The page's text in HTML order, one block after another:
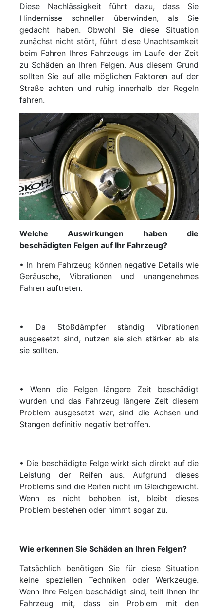
Diese Nachlässigkeit führt dazu, dass Sie
Hindernisse schneller überwinden, als Sie
gedacht haben. Obwohl Sie diese Situation
zunächst nicht stört, führt diese Unachtsamkeit
beim Fahren Ihres Fahrzeugs im Laufe der Zeit
zu Schäden an Ihren Felgen. Aus diesem Grund
sollten Sie auf alle möglichen Faktoren auf der
Straße achten und ruhig innerhalb der Regeln
fahren.
Welche Auswirkungen haben die
beschädigten Felgen auf Ihr Fahrzeug?
• In Ihrem Fahrzeug können negative Details wie
Geräusche, Vibrationen und unangenehmes
Fahren auftreten.
• Da Stoßdämpfer ständig Vibrationen
ausgesetzt sind, nutzen sie sich stärker ab als
sie sollten.
• Wenn die Felgen längere Zeit beschädigt
wurden und das Fahrzeug längere Zeit diesem
Problem ausgesetzt war, sind die Achsen und
Stangen definitiv negativ betroffen.
• Die beschädigte Felge wirkt sich direkt auf die
Leistung der Reifen aus. Aufgrund dieses
Problems sind die Reifen nicht im Gleichgewicht.
Wenn es nicht behoben ist, bleibt dieses
Problem bestehen oder nimmt sogar zu.
Wie erkennen Sie Schäden an Ihren Felgen?
Tatsächlich benötigen Sie für diese Situation
keine speziellen Techniken oder Werkzeuge.
Wenn Ihre Felgen beschädigt sind, teilt Ihnen Ihr
Fahrzeug mit, dass ein Problem mit den